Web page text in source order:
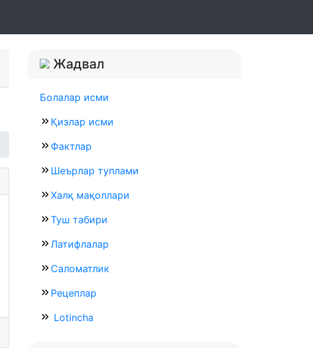
Жадвал
Болалар исми
Қизлар исми
Фактлар
Шеърлар туплами
Халқ мақоллари
Туш табири
Латифлалар
Саломатлик
Рецеплар
Lotincha